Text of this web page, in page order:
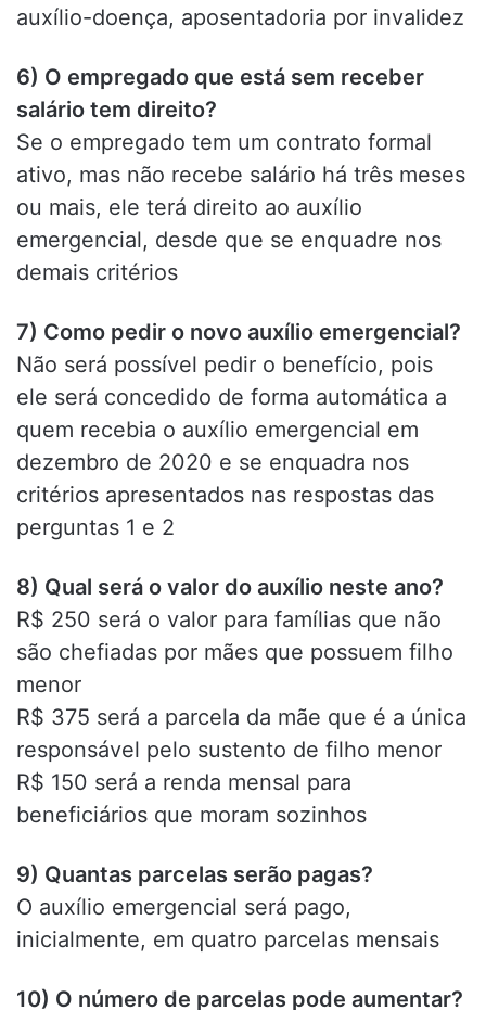
auxílio-doença, aposentadoria por invalidez
6) O empregado que está sem receber
salário tem direito?
Se o empregado tem um contrato formal
ativo, mas não recebe salário há três meses
ou mais, ele terá direito ao auxílio
emergencial, desde que se enquadre nos
demais critérios
7) Como pedir o novo auxílio emergencial?
Não será possível pedir o benefício, pois
ele será concedido de forma automática a
quem recebia o auxílio emergencial em
dezembro de 2020 e se enquadra nos
critérios apresentados nas respostas das
perguntas 1 e 2
8) Qual será o valor do auxílio neste ano?
R$ 250 será o valor para famílias que não
são chefiadas por mães que possuem filho
menor
R$ 375 será a parcela da mãe que é a única
responsável pelo sustento de filho menor
R$ 150 será a renda mensal para
beneficiários que moram sozinhos
9) Quantas parcelas serão pagas?
O auxílio emergencial será pago,
inicialmente, em quatro parcelas mensais
10) O número de parcelas pode aumentar?